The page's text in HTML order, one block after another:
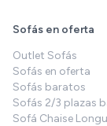
Sofás en oferta
Outlet Sofás
Sofás en oferta
Sofás baratos
Sofás 2/3 plazas
Sofá Chaise